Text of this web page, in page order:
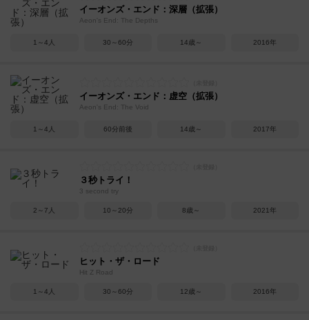
イーオンズ・エンド：深層（拡張）
Aeon's End: The Depths
1～4人 30～60分 14歳～ 2016年
イーオンズ・エンド：虚空（拡張）
Aeon's End: The Void
1～4人 60分前後 14歳～ 2017年
３秒トライ！
3 second try
2～7人 10～20分 8歳～ 2021年
ヒット・ザ・ロード
Hit Z Road
1～4人 30～60分 12歳～ 2016年